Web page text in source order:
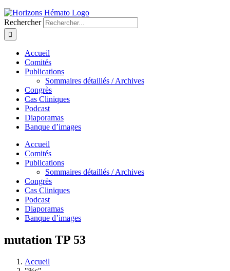
Rechercher
Accueil
Comités
Publications
Sommaires détaillés / Archives
Congrès
Cas Cliniques
Podcast
Diaporamas
Banque d’images
Accueil
Comités
Publications
Sommaires détaillés / Archives
Congrès
Cas Cliniques
Podcast
Diaporamas
Banque d’images
mutation TP 53
Accueil